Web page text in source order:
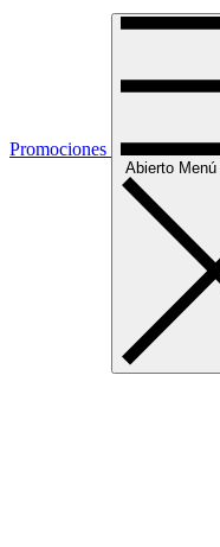
Promociones
Abierto Menú